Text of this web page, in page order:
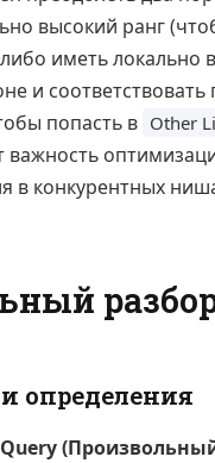
высокий ранг
иметь локально
и соответствовать
попасть в Other
важность
в конкурентных
определения